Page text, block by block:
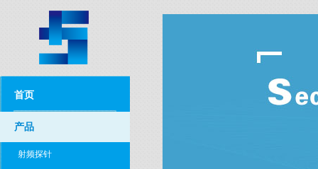
首页
产品
射频探针